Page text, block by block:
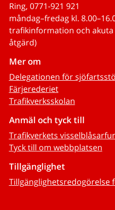
Ring, 0771-921 921
måndag–fredag kl.
trafikinformation och
åtgärd)
Mer om
Delegationen för
Färjerederiet
Trafikverksskolan
Anmäl och tyck till
Trafikverkets
Tyck till om webbplatsen
Tillgänglighet
Tillgänglighetsredogörelse